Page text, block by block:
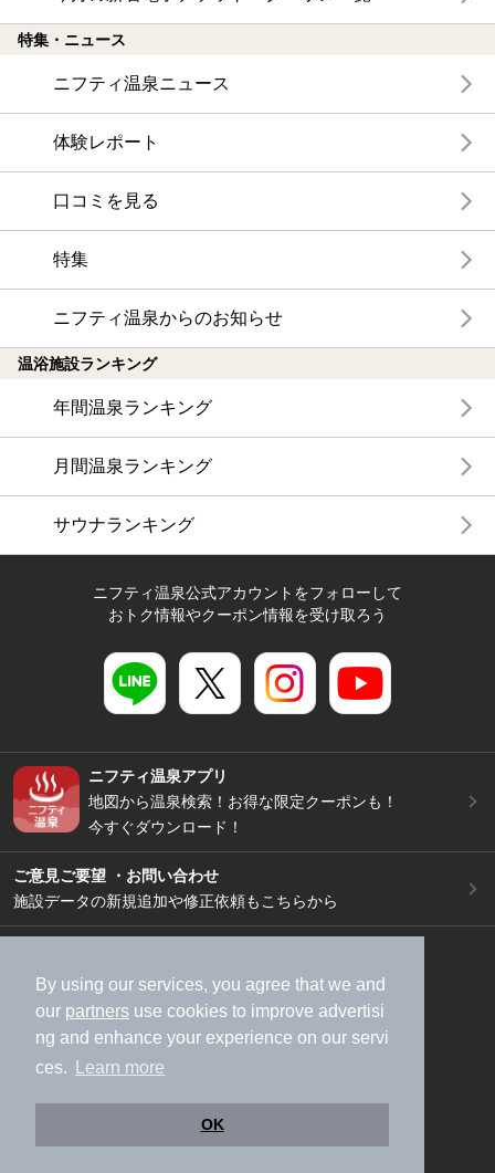
By using our services, you agree that we and
our partners use cookies to improve advertisi
ng and enhance your experience on our servi
ces.
Learn more
OK
特集・ニュース
ニフティ温泉ニュース
体験レポート
口コミを見る
特集
ニフティ温泉からのお知らせ
温浴施設ランキング
年間温泉ランキング
月間温泉ランキング
サウナランキング
ニフティ温泉公式アカウントをフォローして
おトク情報やクーポン情報を受け取ろう
ニフティ温泉アプリ
地図から温泉検索！お得な限定クーポンも！
今すぐダウンロード！
ご意見ご要望 ・お問い合わせ
施設データの新規追加や修正依頼もこちらから
加盟店募集（資料請求）
広告出稿のご案内
利用規約
ライフスタイルMEMBERS+規約
特定商取引法に基づく表記
ヘルプ
採用情報
運営会社